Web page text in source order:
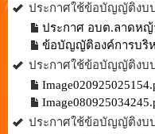
ประกาศใช้ข้อบัญญัติงบ
ประกาศ อบต.ลาดหญ้
ข้อบัญญัติองค์การบริห
ประกาศใช้ข้อบัญญัติงบ
ประกาศใช้ข้อบัญญัติงบ